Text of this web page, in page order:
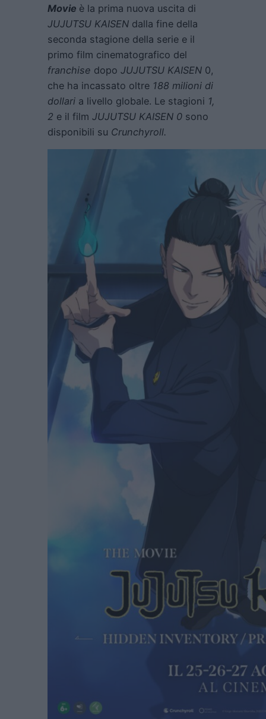
Movie è la prima nuova uscita di
JUJUTSU KAISEN dalla fine della
seconda stagione della serie e il
primo film cinematografico del
franchise dopo JUJUTSU KAISEN 0,
che ha incassato oltre 188 milioni di
dollari a livello globale. Le stagioni 1,
2 e il film JUJUTSU KAISEN 0 sono
disponibili su Crunchyroll.